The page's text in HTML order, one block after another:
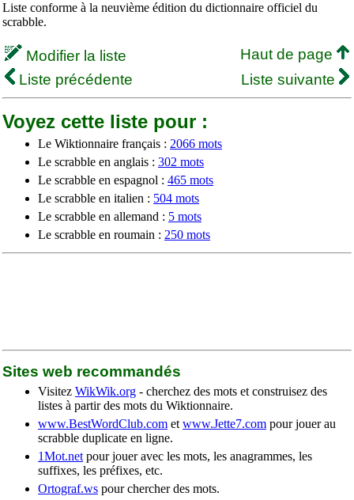
Liste conforme à la neuvième édition du dictionnaire officiel du
scrabble.
Modifier la liste
Haut de page
Liste précédente
Liste suivante
Voyez cette liste pour :
Le Wiktionnaire français : 2066 mots
Le scrabble en anglais : 302 mots
Le scrabble en espagnol : 465 mots
Le scrabble en italien : 504 mots
Le scrabble en allemand : 5 mots
Le scrabble en roumain : 250 mots
Sites web recommandés
Visitez WikWik.org - cherchez des mots et construisez des
listes à partir des mots du Wiktionnaire.
www.BestWordClub.com et www.Jette7.com pour jouer au
scrabble duplicate en ligne.
1Mot.net pour jouer avec les mots, les anagrammes, les
suffixes, les préfixes, etc.
Ortograf.ws pour chercher des mots.